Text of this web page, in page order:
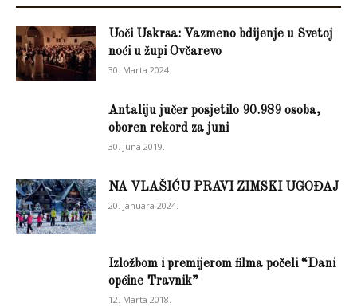
Uoči Uskrsa: Vazmeno bdijenje u Svetoj
noći u župi Ovčarevo
30. Marta 2024.
Antaliju jučer posjetilo 90.989 osoba,
oboren rekord za juni
30. Juna 2019.
NA VLAŠIĆU PRAVI ZIMSKI UGOĐAJ
20. Januara 2024.
Izložbom i premijerom filma počeli “Dani
općine Travnik”
12. Marta 2018.